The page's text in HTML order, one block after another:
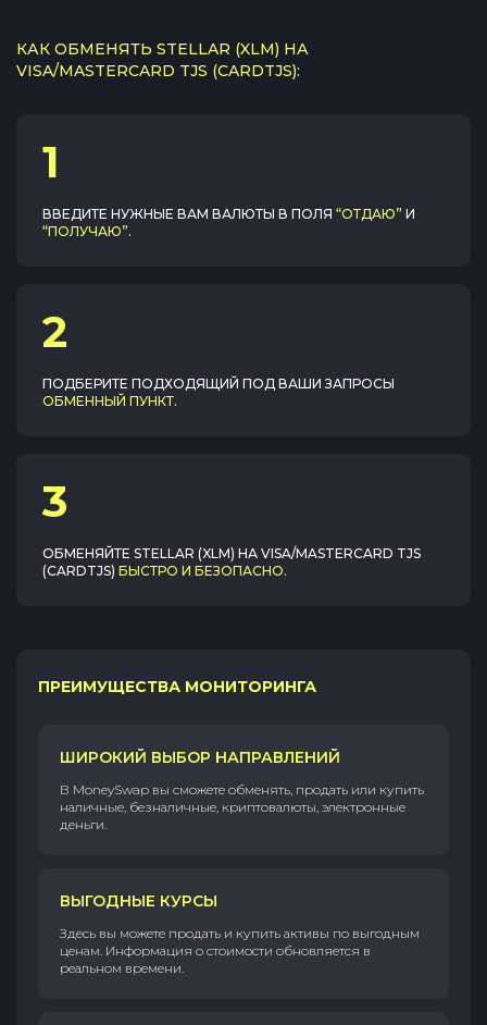
КАК ОБМЕНЯТЬ STELLAR (XLM) НА
VISA/MASTERCARD TJS (CARDTJS):
1
ВВЕДИТЕ НУЖНЫЕ ВАМ ВАЛЮТЫ В ПОЛЯ “ОТДАЮ” И
“ПОЛУЧАЮ”.
2
ПОДБЕРИТЕ ПОДХОДЯЩИЙ ПОД ВАШИ ЗАПРОСЫ
ОБМЕННЫЙ ПУНКТ.
3
ОБМЕНЯЙТЕ STELLAR (XLM) НА VISA/MASTERCARD TJS
(CARDTJS) БЫСТРО И БЕЗОПАСНО.
ПРЕИМУЩЕСТВА МОНИТОРИНГА
ШИРОКИЙ ВЫБОР НАПРАВЛЕНИЙ
В MoneySwap вы сможете обменять, продать или купить
наличные, безналичные, криптовалюты, электронные
деньги.
ВЫГОДНЫЕ КУРСЫ
Здесь вы можете продать и купить активы по выгодным
ценам. Информация о стоимости обновляется в
реальном времени.